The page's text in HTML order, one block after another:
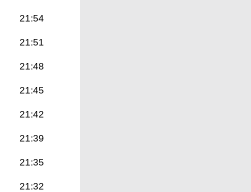
21:54
21:51
21:48
21:45
21:42
21:39
21:35
21:32